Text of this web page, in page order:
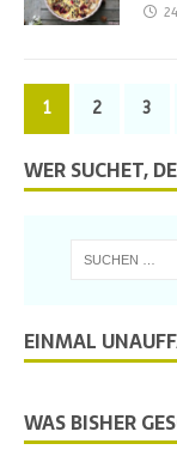
1 2 3
WER SUCHET,
EINMAL
WAS BISHER